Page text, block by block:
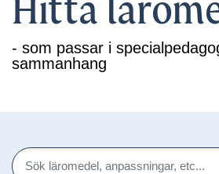
Hitta
- som passar i
sammanhang
Sök